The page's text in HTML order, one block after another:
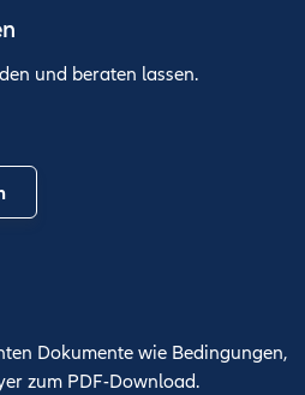
und beraten lassen.
Dokumente wie Bedingungen,
zum PDF-Download.